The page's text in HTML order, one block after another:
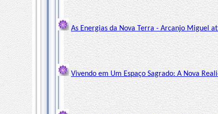
As Energias da Nova Terra - Arcanjo Miguel
Vivendo em Um Espaço Sagrado: A Nova